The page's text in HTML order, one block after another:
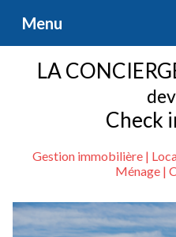
Menu
LA
Check
Gestion immobilière |
Ménage |